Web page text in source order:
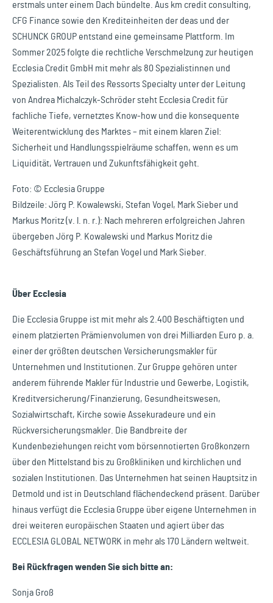
erstmals unter einem Dach bündelte. Aus km credit consulting,
CFG Finance sowie den Krediteinheiten der deas und der
SCHUNCK GROUP entstand eine gemeinsame Plattform. Im
Sommer 2025 folgte die rechtliche Verschmelzung zur heutigen
Ecclesia Credit GmbH mit mehr als 80 Spezialistinnen und
Spezialisten. Als Teil des Ressorts Specialty unter der Leitung
von Andrea Michalczyk-Schröder steht Ecclesia Credit für
fachliche Tiefe, vernetztes Know-how und die konsequente
Weiterentwicklung des Marktes – mit einem klaren Ziel:
Sicherheit und Handlungsspielräume schaffen, wenn es um
Liquidität, Vertrauen und Zukunftsfähigkeit geht.
Foto: © Ecclesia Gruppe
Bildzeile: Jörg P. Kowalewski, Stefan Vogel, Mark Sieber und
Markus Moritz (v. l. n. r.): Nach mehreren erfolgreichen Jahren
übergeben Jörg P. Kowalewski und Markus Moritz die
Geschäftsführung an Stefan Vogel und Mark Sieber.
Über Ecclesia
Die Ecclesia Gruppe ist mit mehr als 2.400 Beschäftigten und
einem platzierten Prämienvolumen von drei Milliarden Euro p. a.
einer der größten deutschen Versicherungsmakler für
Unternehmen und Institutionen. Zur Gruppe gehören unter
anderem führende Makler für Industrie und Gewerbe, Logistik,
Kreditversicherung/Finanzierung, Gesundheitswesen,
Sozialwirtschaft, Kirche sowie Assekuradeure und ein
Rückversicherungsmakler. Die Bandbreite der
Kundenbeziehungen reicht vom börsennotierten Großkonzern
über den Mittelstand bis zu Großkliniken und kirchlichen und
sozialen Institutionen. Das Unternehmen hat seinen Hauptsitz in
Detmold und ist in Deutschland flächendeckend präsent. Darüber
hinaus verfügt die Ecclesia Gruppe über eigene Unternehmen in
drei weiteren europäischen Staaten und agiert über das
ECCLESIA GLOBAL NETWORK in mehr als 170 Ländern weltweit.
Bei Rückfragen wenden Sie sich bitte an:
Sonja Groß